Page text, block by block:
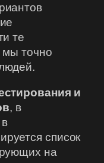
те
мы точно
и
, в
список
на